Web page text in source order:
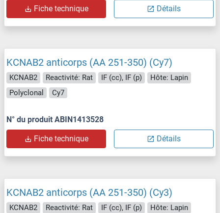
Fiche technique Détails
KCNAB2 anticorps (AA 251-350) (Cy7)
KCNAB2 Reactivité: Rat IF (cc), IF (p)
Hôte: Lapin
Polyclonal
Cy7
N° du produit ABIN1413528
Fiche technique Détails
KCNAB2 anticorps (AA 251-350) (Cy3)
KCNAB2 Reactivité: Rat IF (cc), IF (p) Hôte: Lapin